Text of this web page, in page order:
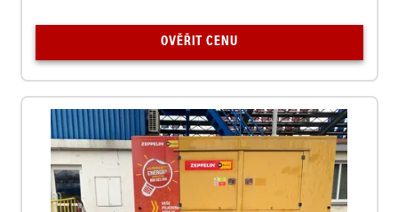
OVĚŘIT CENU